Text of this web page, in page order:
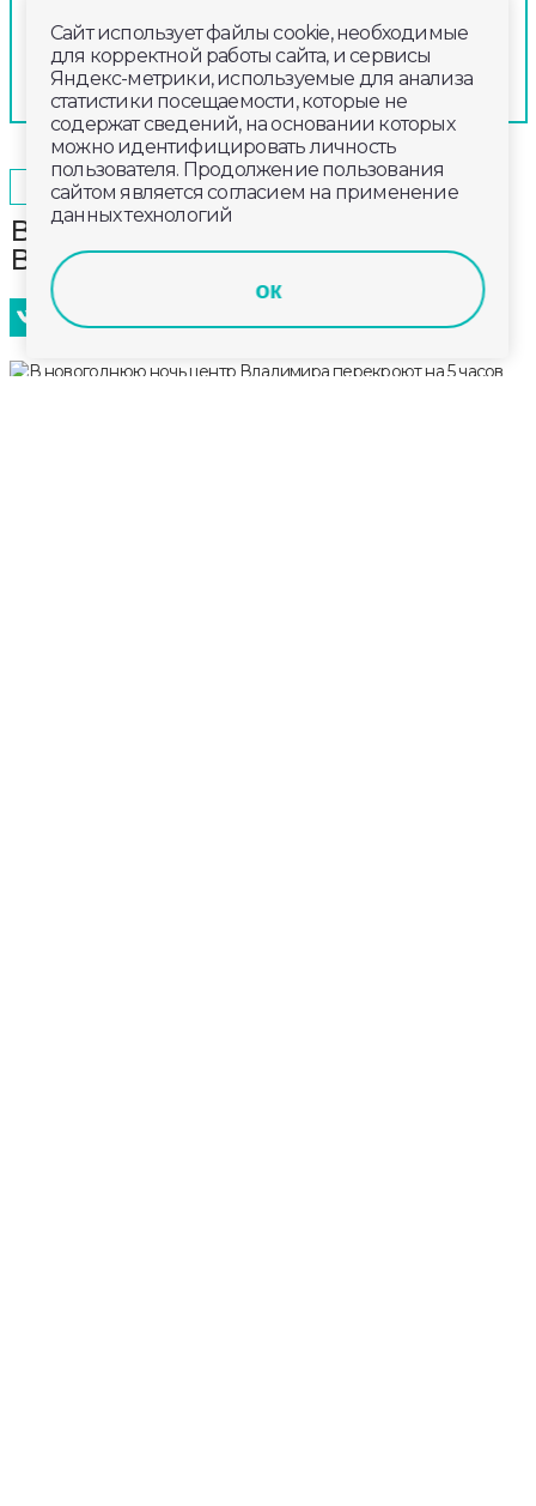
ОБЩЕСТВО 2024-12-31 10:00
В новогоднюю ночь центр
Владимира перекроют на 5 часов
Сайт использует файлы cookie, необходимые
для корректной работы сайта, и сервисы
Яндекс-метрики, используемые для анализа
статистики посещаемости, которые не
содержат сведений, на основании которых
можно идентифицировать личность
пользователя. Продолжение пользования
сайтом является согласием на применение
данных технологий
ок